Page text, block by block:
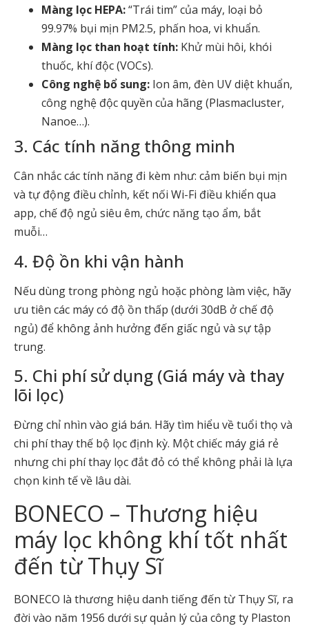
Màng lọc HEPA:“Trái tim” của máy, loại bỏ
99.97% bụi mịn PM2.5, phấn hoa, vi khuẩn.
Màng lọc than hoạt tính: Khử mùi hôi, khói
thuốc, khí độc (VOCs).
Công nghệ bổ sung: Ion âm, đèn UV diệt khuẩn,
công nghệ độc quyền của hãng (Plasmacluster,
Nanoe…).
3. Các tính năng thông minh
Cân nhắc các tính năng đi kèm như: cảm biến bụi mịn
và tự động điều chỉnh, kết nối Wi-Fi điều khiển qua
app, chế độ ngủ siêu êm, chức năng tạo ẩm, bắt
muỗi…
4. Độ ồn khi vận hành
Nếu dùng trong phòng ngủ hoặc phòng làm việc, hãy
ưu tiên các máy có độ ồn thấp (dưới 30dB ở chế độ
ngủ) để không ảnh hưởng đến giấc ngủ và sự tập
trung.
5. Chi phí sử dụng (Giá máy và thay
lõi lọc)
Đừng chỉ nhìn vào giá bán. Hãy tìm hiểu về tuổi thọ và
chi phí thay thế bộ lọc định kỳ. Một chiếc máy giá rẻ
nhưng chi phí thay lọc đắt đỏ có thể không phải là lựa
chọn kinh tế về lâu dài.
BONECO – Thương hiệu
máy lọc không khí tốt nhất
đến từ Thụy Sĩ
BONECO là thương hiệu danh tiếng đến từ Thụy Sĩ, ra
đời vào năm 1956 dưới sự quản lý của công ty Plaston